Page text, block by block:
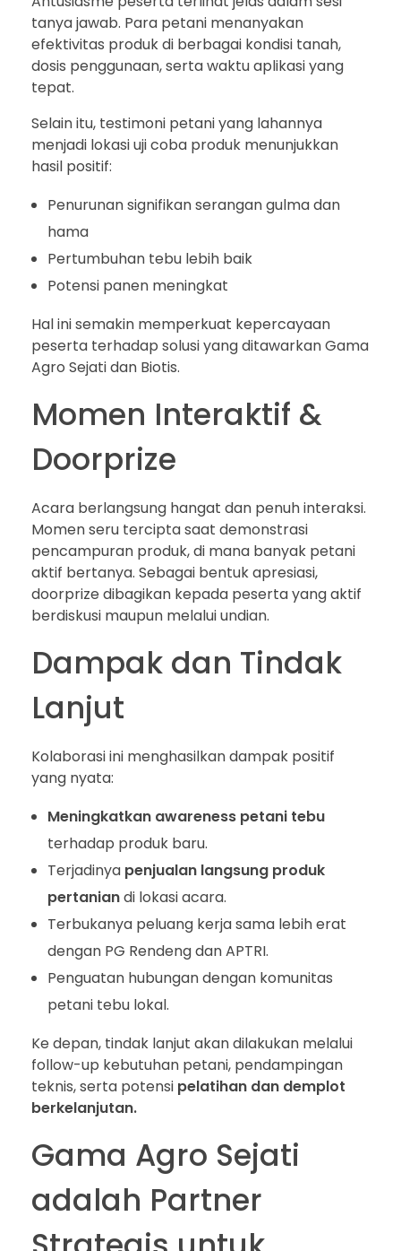
tanya jawab. Para petani menanyakan
efektivitas produk di berbagai kondisi tanah,
dosis penggunaan, serta waktu aplikasi yang
tepat.
Selain itu, testimoni petani yang lahannya
menjadi lokasi uji coba produk menunjukkan
hasil positif:
Penurunan signifikan serangan gulma dan
hama
Pertumbuhan tebu lebih baik
Potensi panen meningkat
Hal ini semakin memperkuat kepercayaan
peserta terhadap solusi yang ditawarkan Gama
Agro Sejati dan Biotis.
Momen Interaktif &
Doorprize
Acara berlangsung hangat dan penuh interaksi.
Momen seru tercipta saat demonstrasi
pencampuran produk, di mana banyak petani
aktif bertanya. Sebagai bentuk apresiasi,
doorprize dibagikan kepada peserta yang aktif
berdiskusi maupun melalui undian.
Dampak dan Tindak
Lanjut
Kolaborasi ini menghasilkan dampak positif
yang nyata:
Meningkatkan awareness petani tebu
terhadap produk baru.
Terjadinya penjualan langsung produk
pertaniandi lokasi acara.
Terbukanya peluang kerja sama lebih erat
dengan PG Rendeng dan APTRI.
Penguatan hubungan dengan komunitas
petani tebu lokal.
Ke depan, tindak lanjut akan dilakukan melalui
follow-up kebutuhan petani, pendampingan
teknis, serta potensi pelatihan dan demplot
berkelanjutan.
Gama Agro Sejati
adalah Partner